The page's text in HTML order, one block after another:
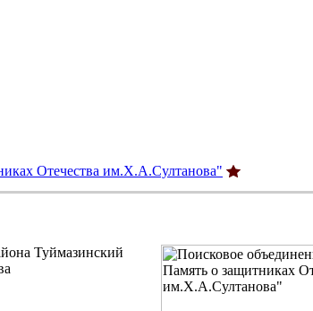
Отечества им.Х.А.Султанова"
Туймазинский